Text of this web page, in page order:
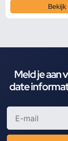
Bekijk
Meld je aan
date